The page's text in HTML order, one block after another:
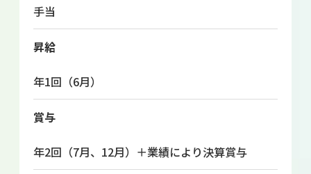
手当
昇給
年1回（6月）
賞与
年2回（7月、12月）＋業績により決算賞与